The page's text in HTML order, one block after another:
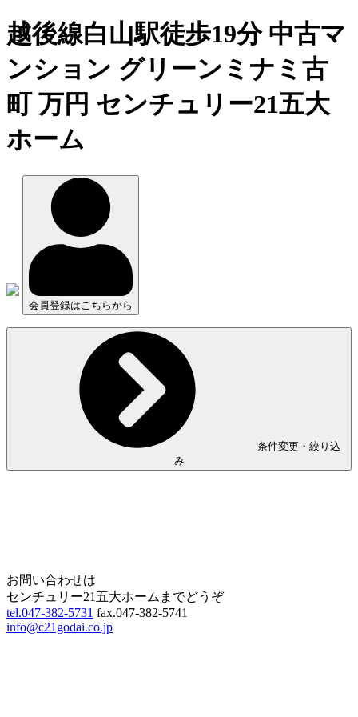
越後線白山駅徒歩19分 中古マ
ンション グリーンミナミ古
町 万円 センチュリー21五大
ホーム
会員登録はこちらから
条件変更・絞り込
み
お問い合わせは
センチュリー21五大ホームまでどうぞ
tel.047-382-5731 fax.047-382-5741
info@c21godai.co.jp